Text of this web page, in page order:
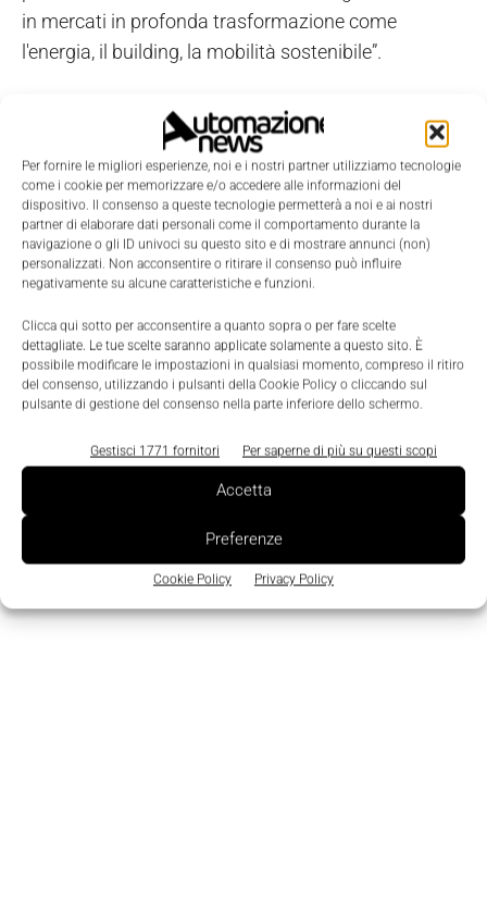
Per fornire le migliori esperienze, noi e i nostri partner utilizziamo tecnologie
come i cookie per memorizzare e/o accedere alle informazioni del
dispositivo. Il consenso a queste tecnologie permetterà a noi e ai nostri
partner di elaborare dati personali come il comportamento durante la
navigazione o gli ID univoci su questo sito e di mostrare annunci (non)
personalizzati. Non acconsentire o ritirare il consenso può influire
negativamente su alcune caratteristiche e funzioni.
Clicca qui sotto per acconsentire a quanto sopra o per fare scelte
dettagliate. Le tue scelte saranno applicate solamente a questo sito. È
possibile modificare le impostazioni in qualsiasi momento, compreso il ritiro
del consenso, utilizzando i pulsanti della Cookie Policy o cliccando sul
pulsante di gestione del consenso nella parte inferiore dello schermo.
Gestisci 1771 fornitori Per saperne di più su questi scopi
Accetta
Preferenze
Cookie Policy Privacy Policy
in mercati in profonda trasformazione come
l'energia, il building, la mobilità sostenibile”.
In un momento critico come questo, è necessario
costruire con urgenza le basi per una crescita di
lungo periodo. "Ritengo essenziale la
consapevolezza da parte di tutti gli stakeholder
istituzionali del ruolo che l'industria manifatturiera,
in particolare i settori più evoluti e tecnologicamente
avanzati rappresentati da Confindustria Anie,
possono svolgere in questa direzione", ha detto
ancora il presidente Gemme. "Le tecnologie Anie,
che sono frutto della ricerca e della capacità
innovativa delle nostre imprese, rappresentano un
fondamentale volano per lo sviluppo dei mercati più
strategici”.